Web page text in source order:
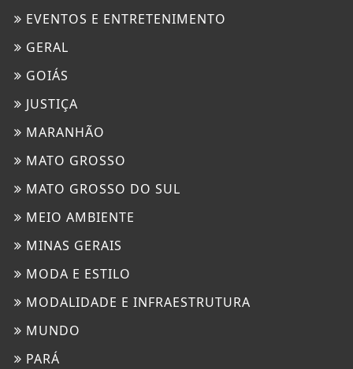
EVENTOS E ENTRETENIMENTO
GERAL
GOIÁS
JUSTIÇA
MARANHÃO
MATO GROSSO
MATO GROSSO DO SUL
MEIO AMBIENTE
MINAS GERAIS
MODA E ESTILO
MODALIDADE E INFRAESTRUTURA
MUNDO
PARÁ